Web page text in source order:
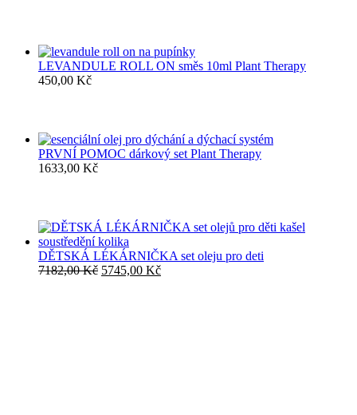
LEVANDULE ROLL ON směs 10ml Plant Therapy
450,00 Kč
PRVNÍ POMOC dárkový set Plant Therapy
1633,00 Kč
DĚTSKÁ LÉKÁRNIČKA set oleju pro deti
7182,00Kč Původní
5745,00 KčAktuální